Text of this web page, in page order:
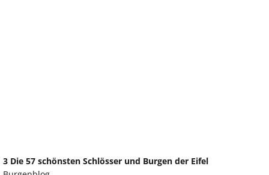
3 Die 57 schönsten Schlösser und Burgen der Eifel